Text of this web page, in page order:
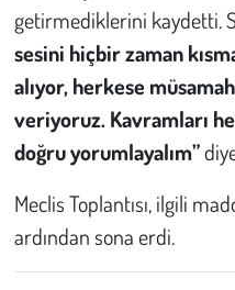
getirmediklerini kaydetti.
sesini hiçbir zaman
alıyor, herkese
veriyoruz. Kavramları
doğru yorumlayalım”
Meclis Toplantısı, ilgili
ardından sona erdi.